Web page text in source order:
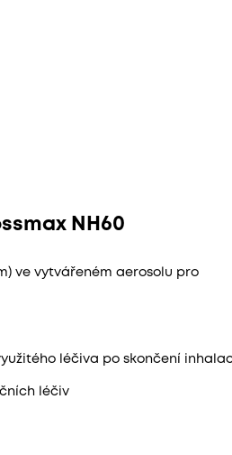
NH60
ve vytvářeném aerosolu pro
léčiva po skončení
léčiv